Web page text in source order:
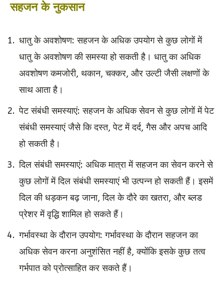
सहजन के नुकसान
धातु के अवशोषण: सहजन के अधिक उपयोग से कुछ लोगों में
धातु के अवशोषण की समस्या हो सकती है। धातु का अधिक
अवशोषण कमजोरी, थकान, चक्कर, और उल्टी जैसी लक्षणों के
साथ आता है।
पेट संबंधी समस्याएं: सहजन के अधिक सेवन से कुछ लोगों में पेट
संबंधी समस्याएं जैसे कि दस्त, पेट में दर्द, गैस और अपच आदि
हो सकती है।
दिल संबंधी समस्याएं: अधिक मात्रा में सहजन का सेवन करने से
कुछ लोगों में दिल संबंधी समस्याएं भी उत्पन्न हो सकती हैं। इसमें
दिल की धड़कन बढ़ जाना, दिल के दौरे का खतरा, और ब्लड
प्रेशर में वृद्धि शामिल हो सकते हैं।
गर्भावस्था के दौरान उपयोग: गर्भावस्था के दौरान सहजन का
अधिक सेवन करना अनुशंसित नहीं है, क्योंकि इसके कुछ तत्व
गर्भपात को प्रोत्साहित कर सकते हैं।